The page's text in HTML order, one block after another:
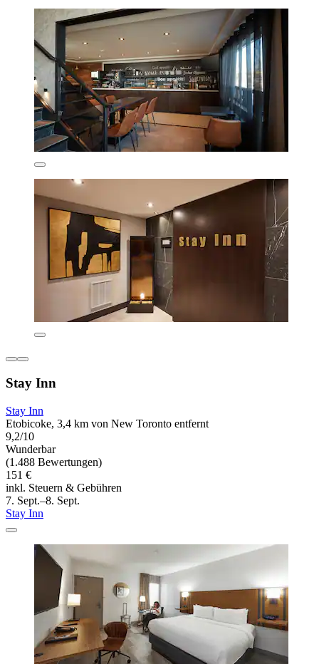
Stay Inn
Stay Inn
Etobicoke, 3,4 km von New Toronto entfernt
9,2/10
Wunderbar
(1.488 Bewertungen)
151 €
inkl. Steuern & Gebühren
7. Sept.–8. Sept.
Stay Inn